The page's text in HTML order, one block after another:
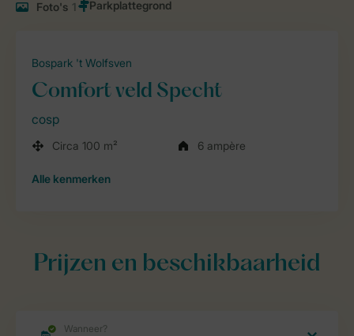
Foto's 1
Bospark 't Wolfsven
Comfort veld Specht
cosp
Circa 100 m² 6 ampère
Alle kenmerken
Prijzen en beschikbaarheid